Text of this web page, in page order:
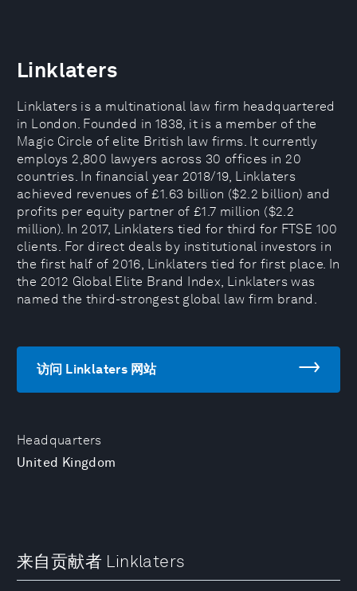
Headquarters
United Kingdom
Linklaters
Linklaters is a multinational law firm headquartered
in London. Founded in 1838, it is a member of the
Magic Circle of elite British law firms. It currently
employs 2,800 lawyers across 30 offices in 20
countries. In financial year 2018/19, Linklaters
achieved revenues of £1.63 billion ($2.2 billion) and
profits per equity partner of £1.7 million ($2.2
million). In 2017, Linklaters tied for third for FTSE 100
clients. For direct deals by institutional investors in
the first half of 2016, Linklaters tied for first place. In
the 2012 Global Elite Brand Index, Linklaters was
named the third-strongest global law firm brand.
访问 Linklaters 网站
来自贡献者 Linklaters